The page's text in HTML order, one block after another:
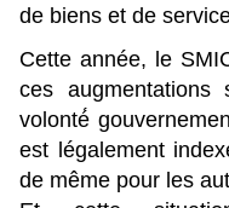
de biens et de
Cette année, le
ces augmentations
volonté́
est légalement
de même pour les